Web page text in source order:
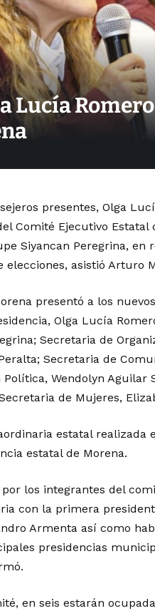
Lucía
presentes, Olga
Comité Ejecutivo Estatal
Siyancan Peregrina, en
asistió Arturo
presentó a los
Olga Lucía
Secretaria de
Secretaria de
Wendolyn Aguilar
de Mujeres,
estatal realizada
estatal de Morena.
los integrantes del
con la primera
Armenta así como
presidencias
en seis estarán